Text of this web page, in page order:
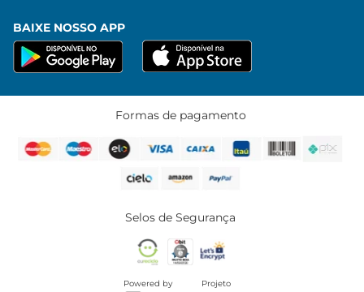
BAIXE NOSSO APP
Formas de pagamento
Selos de Segurança
Powered by Projeto